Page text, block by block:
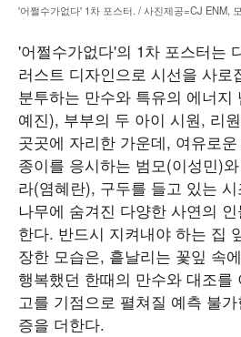
'어쩔수가없다' 1차 포스터. / 사진제공=CJ ENM,
'어쩔수가없다'의 1차 포스터는
러스트 디자인으로 시선을 사로
분투하는 만수와 특유의 에너지
예진), 부부의 두 아이 시원, 리
곳곳에 자리한 가운데, 여유로
종이를 응시하는 범모(이성민)
라(염혜란), 구두를 들고 있는
나무에 숨겨진 다양한 사연의
한다. 반드시 지켜내야 하는 집
장한 모습은, 흩날리는 꽃잎 속
행복했던 한때의 만수와 대조를
고를 기점으로 펼쳐질 예측 불
증을 더한다.